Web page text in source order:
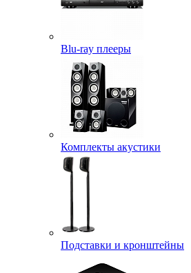
Blu-ray плееры
Комплекты акустики
Подставки и кронштейны